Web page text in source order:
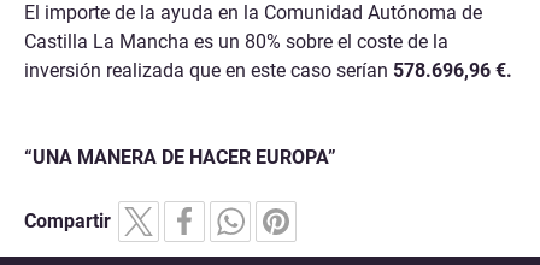
El importe de la ayuda en la Comunidad Autónoma de
Castilla La Mancha es un 80% sobre el coste de la
inversión realizada que en este caso serían 578.696,96 €.
“UNA MANERA DE HACER EUROPA”
Compartir